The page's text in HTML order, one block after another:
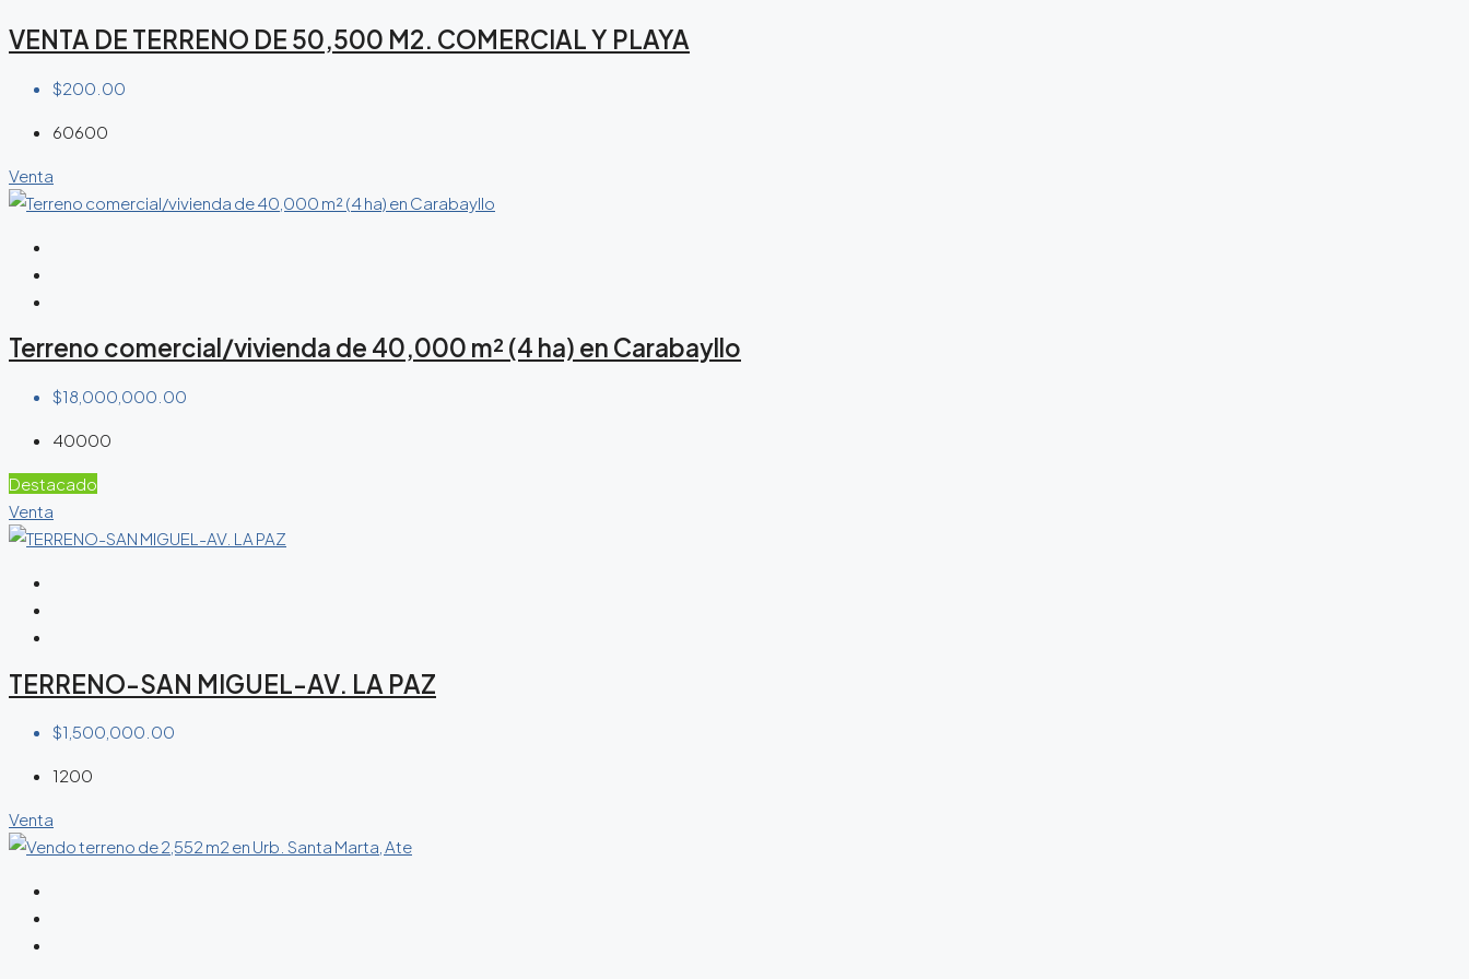
VENTA DE TERRENO DE 50,500 M2. COMERCIAL Y PLAYA
$200.00
60600
Venta
Terreno comercial/vivienda de 40,000 m² (4 ha) en Carabayllo
$18,000,000.00
40000
Destacado
Venta
TERRENO-SAN MIGUEL-AV. LA PAZ
$1,500,000.00
1200
Venta